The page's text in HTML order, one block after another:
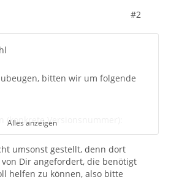
#2
bitten wir um folgende
(konkrete Versionsnummer):
neue Versionsreihe aktualisiert
angeben):
GMX):
Alles anzeigen
umsonst gestellt, denn dort
Dir angefordert, die benötigt
helfen zu können, also bitte